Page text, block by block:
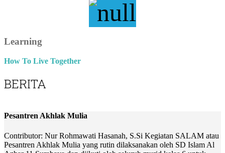
Learning
How To Live Together
BERITA
Pesantren Akhlak Mulia
Contributor: Nur Rohmawati Hasanah, S.Si Kegiatan SALAM atau
Pesantren Akhlak Mulia yang rutin dilaksanakan oleh SD Islam Al